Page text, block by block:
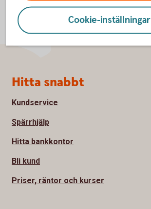
Cookie-inställningar
Sidfot
Hitta snabbt
Kundservice
Spärrhjälp
Hitta bankkontor
Bli kund
Priser, räntor och kurser